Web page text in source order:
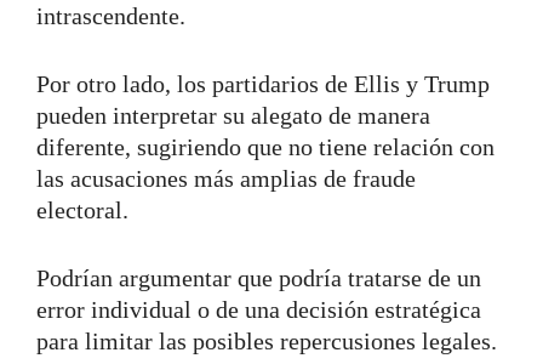
intrascendente.
Por otro lado, los partidarios de Ellis y Trump
pueden interpretar su alegato de manera
diferente, sugiriendo que no tiene relación con
las acusaciones más amplias de fraude
electoral.
Podrían argumentar que podría tratarse de un
error individual o de una decisión estratégica
para limitar las posibles repercusiones legales.